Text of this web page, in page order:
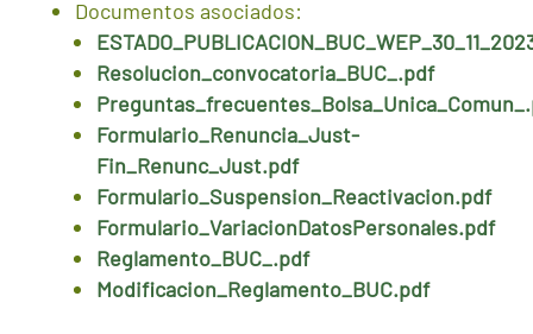
Documentos asociados:
Resolucion_convocatoria_BUC_.pdf
Formulario_Renuncia_Just-
Fin_Renunc_Just.pdf
Formulario_Suspension_Reactivacion.pdf
Formulario_VariacionDatosPersonales.pdf
Reglamento_BUC_.pdf
Modificacion_Reglamento_BUC.pdf